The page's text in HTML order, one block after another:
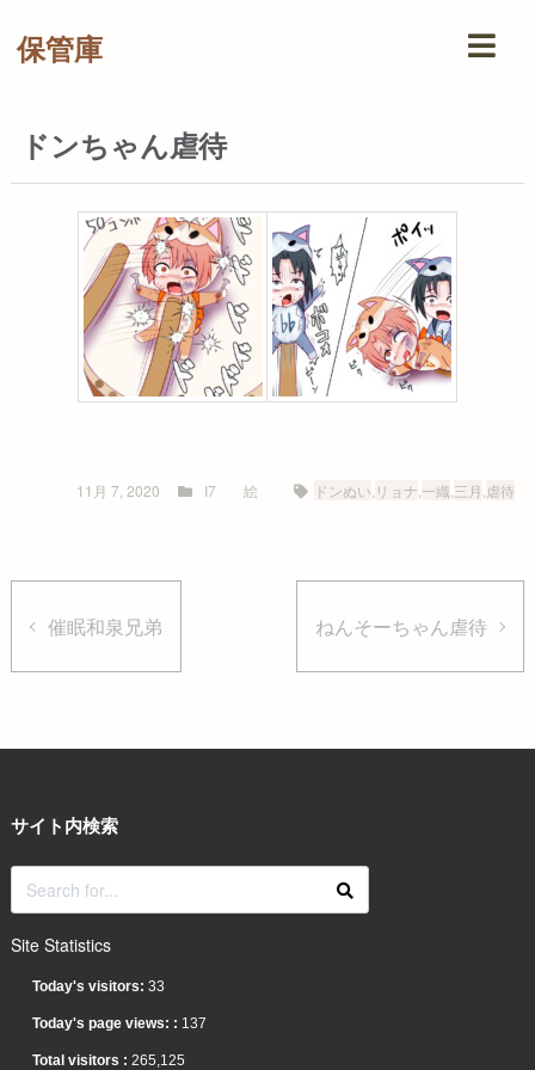
保管庫
ドンちゃん虐待
11月 7, 2020 I7 絵 ドンぬい リョナ ,一織 三月 虐待
催眠和泉兄弟 ねんそーちゃん虐待
サイト内検索
Site Statistics
Today's visitors: 33
Today's page views: : 137
Total visitors : 265,125